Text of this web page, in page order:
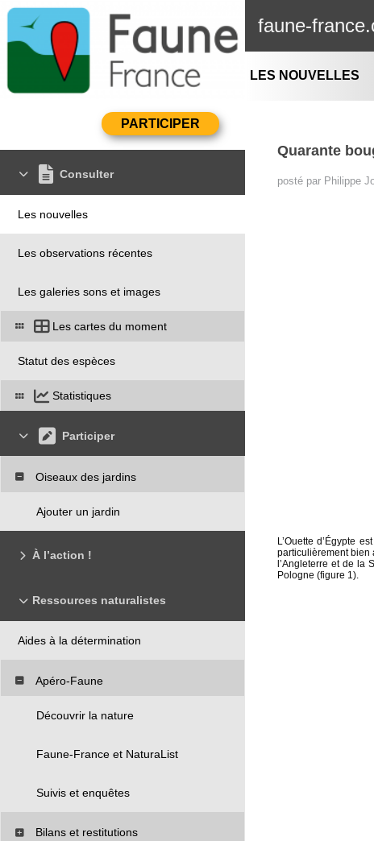
faune-
Consulter
Les nouvelles
Les observations récentes
Les galeries sons et images
Les cartes du moment
Statut des espèces
Statistiques
Participer
Oiseaux des jardins
Ajouter un jardin
À l’action !
Ressources naturalistes
Aides à la détermination
Apéro-Faune
Découvrir la nature
Faune-France et NaturaList
Suivis et enquêtes
Bilans et restitutions
LES NOUVELLES
Quarante
posté par Philippe
L’Ouette d’Égypte
particulièrement bien
l’Angleterre et de la
Pologne (figure 1).